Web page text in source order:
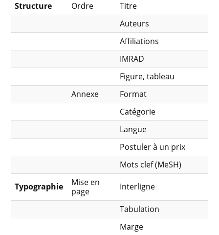
Structure
Ordre
Titre
Auteurs
Affiliations
IMRAD
Figure, tableau
Annexe
Format
Catégorie
Langue
Postuler à un prix
Mots clef (MeSH)
Typographie
Mise en
page
Interligne
Tabulation
Marge